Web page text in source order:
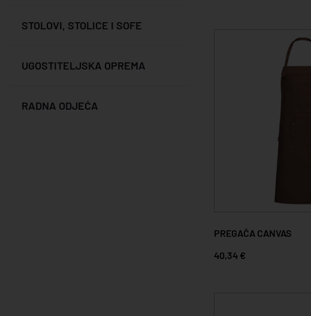
STOLOVI, STOLICE I SOFE
UGOSTITELJSKA OPREMA
RADNA ODJEĆA
PREGAČA CANVAS
40,34 €